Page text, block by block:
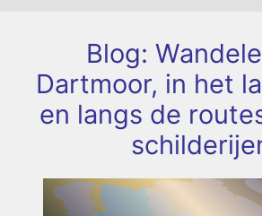
Blog:
Dartmoor, in het
en langs de